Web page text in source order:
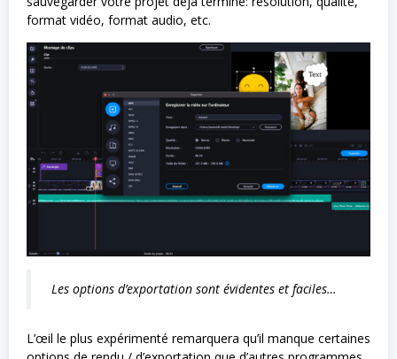
format vidéo, format audio, etc.
Les options d’exportation sont évidentes et faciles…
L’œil le plus expérimenté remarquera qu’il manque certaines